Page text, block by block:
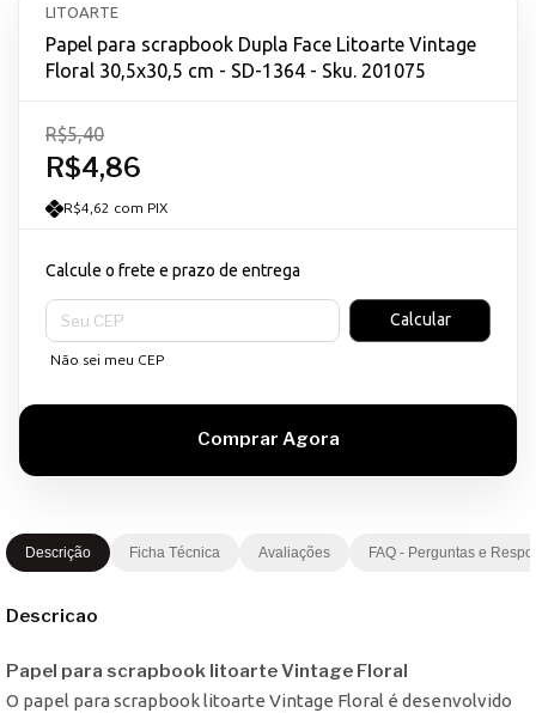
LITOARTE
Papel para scrapbook Dupla Face Litoarte Vintage
Floral 30,5x30,5 cm - SD-1364 - Sku. 201075
R$4,86
R$5,40
R$4,62 com PIX
Calcule o frete e prazo de entrega
Entregas para o CEP:
Calcular
Não sei meu CEP
Descrição Ficha Técnica Avaliações FAQ - Perguntas e
Descricao
Papel para scrapbook litoarte Vintage Floral
O papel para scrapbook litoarte Vintage Floral é desenvolvido